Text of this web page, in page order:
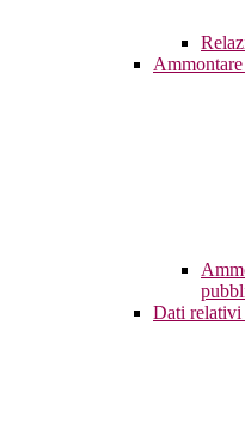
Dati relativi